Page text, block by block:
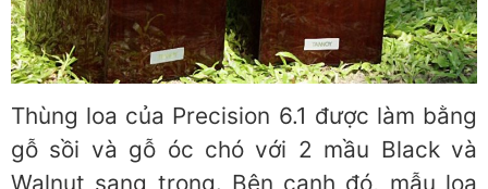
Thùng loa của Precision 6.1 được làm bằng
gỗ sồi và gỗ óc chó với 2 mầu Black và
Walnut sang trọng. Bên cạnh đó, mẫu loa